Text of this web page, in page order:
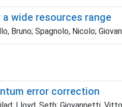
wide resources range
Bruno; Spagnolo, Nicolo;
error correction